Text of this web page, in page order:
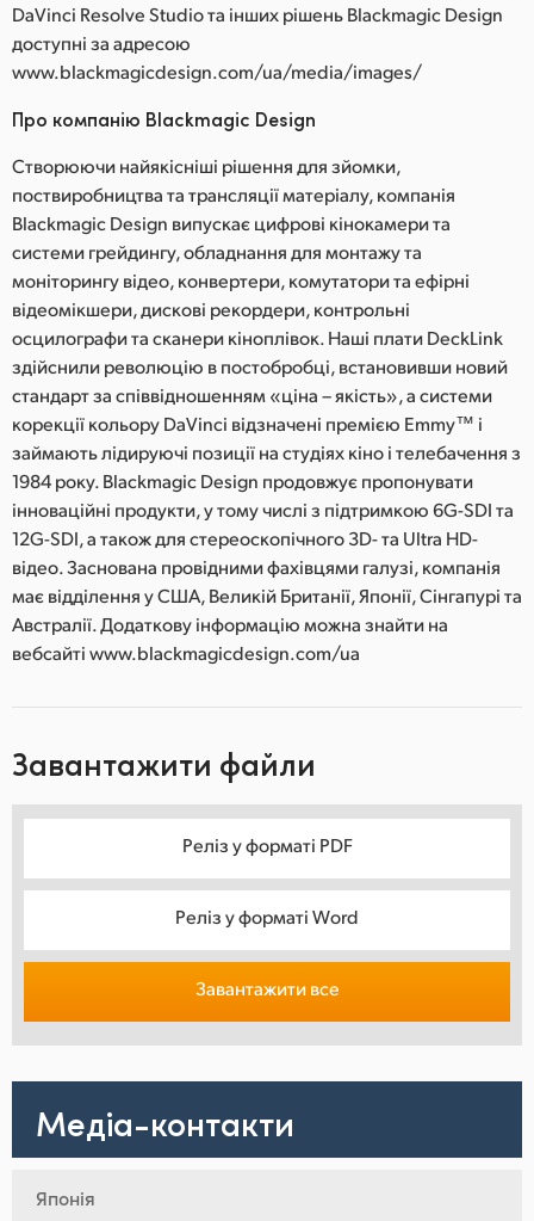
DaVinci Resolve Studio та інших рішень Blackmagic Design
доступні за адресою
www.blackmagicdesign.com/ua/media/images/
Про компанію Blackmagic Design
Створюючи найякісніші рішення для зйомки,
поствиробництва та трансляції матеріалу, компанія
Blackmagic Design випускає цифрові кінокамери та
системи грейдингу, обладнання для монтажу та
моніторингу відео, конвертери, комутатори та ефірні
відеомікшери, дискові рекордери, контрольні
осцилографи та сканери кіноплівок. Наші плати DeckLink
здійснили революцію в постобробці, встановивши новий
стандарт за співвідношенням «ціна – якість», а системи
корекції кольору DaVinci відзначені премією Emmy™ і
займають лідируючі позиції на студіях кіно і телебачення з
1984 року. Blackmagic Design продовжує пропонувати
інноваційні продукти, у тому числі з підтримкою 6G-SDI та
12G-SDI, а також для стереоскопічного 3D- та Ultra HD-
відео. Заснована провідними фахівцями галузі, компанія
має відділення у США, Великій Британії, Японії, Сінгапурі та
Австралії. Додаткову інформацію можна знайти на
вебсайті www.blackmagicdesign.com/ua
Завантажити файли
Реліз у форматі PDF
Реліз у форматі Word
Завантажити все
Медіа-контакти
Японія